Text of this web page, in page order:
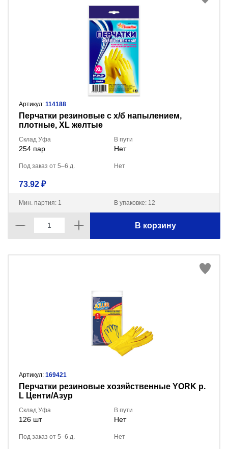
Артикул: 114188
Перчатки резиновые с х/б напылением,
плотные, XL желтые
Склад Уфа
254 пар
В пути
Нет
Под заказ от 5–6 д. Нет
73.92 ₽
Мин. партия: 1 В упаковке: 12
В корзину
Артикул: 169421
Перчатки резиновые хозяйственные YORK р.
L Центи/Азур
Склад Уфа
126 шт
В пути
Нет
Под заказ от 5–6 д. Нет